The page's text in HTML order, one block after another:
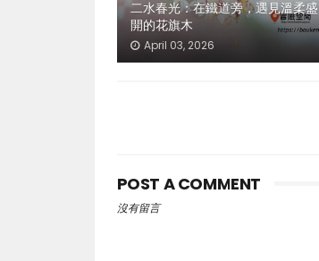
二水春光：在鐵道旁，遇見溫柔盛
開的花旗木
April 03, 2026
POST A COMMENT
沒有留言